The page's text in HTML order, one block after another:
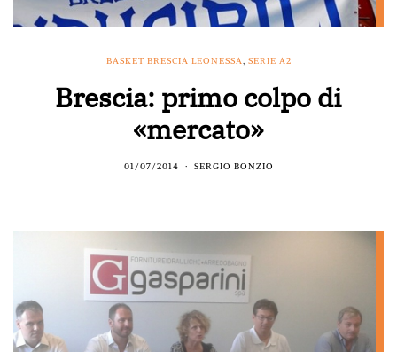
BASKET BRESCIA LEONESSA, SERIE A2
Brescia: primo colpo di
«mercato»
01/07/2014 SERGIO BONZIO